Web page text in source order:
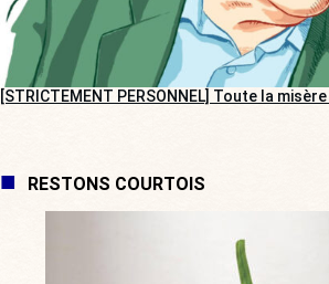
[STRICTEMENT PERSONNEL] Toute la
RESTONS COURTOIS